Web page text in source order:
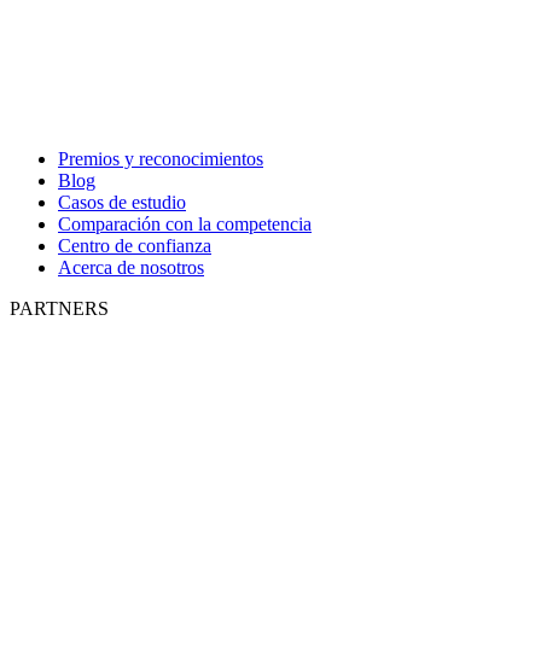
Premios y reconocimientos
Blog
Casos de estudio
Comparación con la competencia
Centro de confianza
Acerca de nosotros
PARTNERS